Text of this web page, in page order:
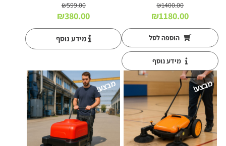
₪1400.00
המחיר
המקורי
היה:
₪1400.00.
₪1180.00
המחיר
הנוכחי
הוא:
₪1180.00.
הוספה לסל
מידע נוסף
₪599.00
המחיר
המקורי
היה:
₪599.00.
₪380.00
המחיר
הנוכחי
הוא:
₪380.00.
מידע נוסף
מבצע! מבצע!